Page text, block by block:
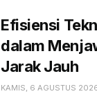
Efisiensi
dalam
Jarak Jauh
KAMIS, 6 AGUSTUS